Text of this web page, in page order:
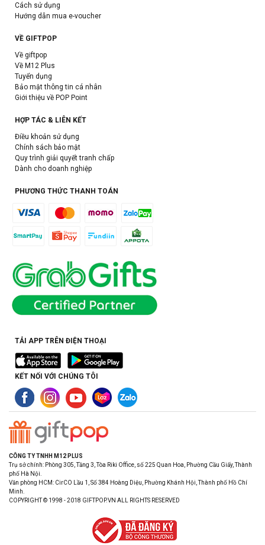
Cách sử dụng
Hướng dẫn mua e-voucher
VỀ GIFTPOP
Về giftpop
Về M12 Plus
Tuyển dụng
Bảo mật thông tin cá nhân
Giới thiệu về POP Point
HỢP TÁC & LIÊN KẾT
Điều khoản sử dụng
Chính sách bảo mật
Quy trình giải quyết tranh chấp
Dành cho doanh nghiệp
PHƯƠNG THỨC THANH TOÁN
TẢI APP TRÊN ĐIỆN THOẠI
KẾT NỐI VỚI CHÚNG TÔI
CÔNG TY TNHH M12 PLUS
Trụ sở chính: Phòng 305, Tầng 3, Tòa Riki Office, số 225 Quan Hoa, Phường Cầu Giấy, Thành
phố Hà Nội.
Văn phòng HCM: CirCO Lầu 1, Số 384 Hoàng Diệu, Phường Khánh Hội, Thành phố Hồ Chí
Minh.
COPYRIGHT © 1998 - 2018 GIFTPOP.VN ALL RIGHTS RESERVED